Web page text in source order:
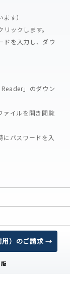
す）
ックします。
ドを入力し、ダウ
」のダウン
ァイルを開き閲覧
パスワードを入
用）のご請求 →